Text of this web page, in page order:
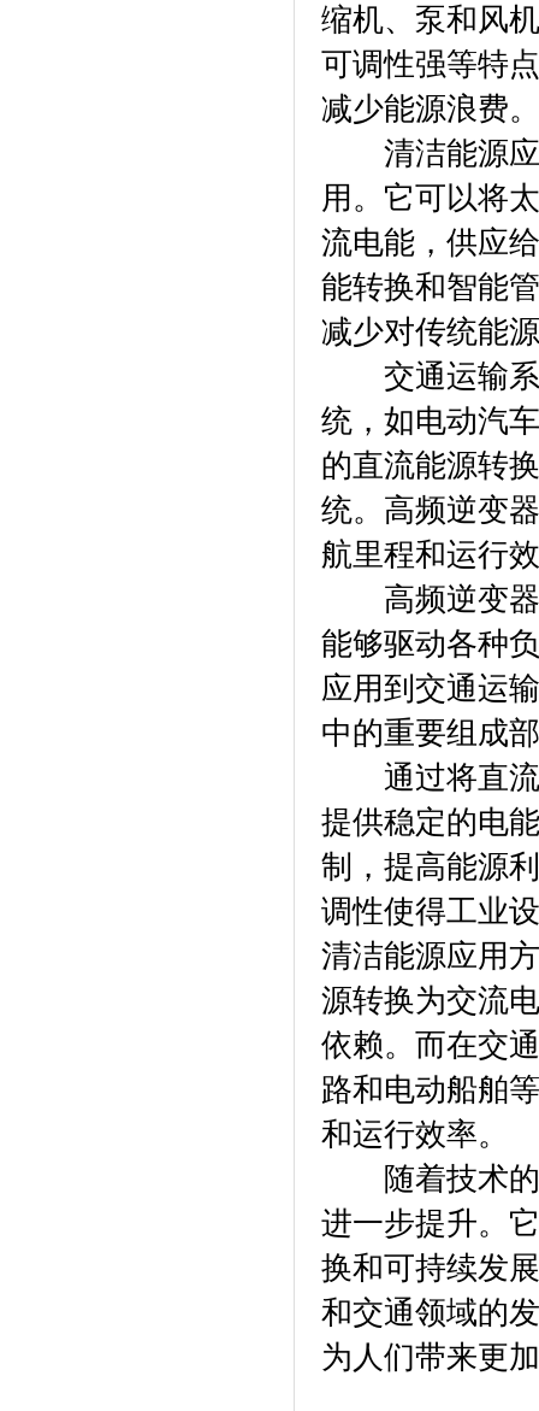
缩机、泵和风
可调性强等特
减少能源浪费
清洁能源
用。它可以将
流电能，供应
能转换和智能
减少对传统能
交通运输系
统，如电动汽
的直流能源转
统。高频逆变
航里程和运行
高频逆变器
能够驱动各种
应用到交通运
中的重要组成
通过将直流
提供稳定的电
制，提高能源
调性使得工业
清洁能源应用
源转换为交流
依赖。而在交
路和电动船舶
和运行效率。
随着技术的
进一步提升。
换和可持续发
和交通领域的
为人们带来更